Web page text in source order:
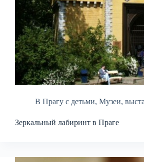
В Прагу с детьми, Музеи,
Зеркальный лабиринт в Праге